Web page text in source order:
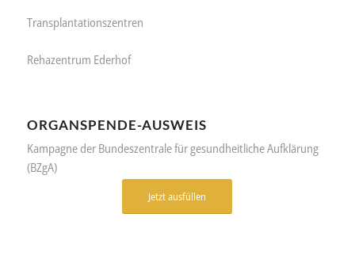
Transplantationszentren
Rehazentrum Ederhof
ORGANSPENDE-AUSWEIS
Kampagne der Bundeszentrale für gesundheitliche Aufklärung
(BZgA)
Jetzt ausfüllen